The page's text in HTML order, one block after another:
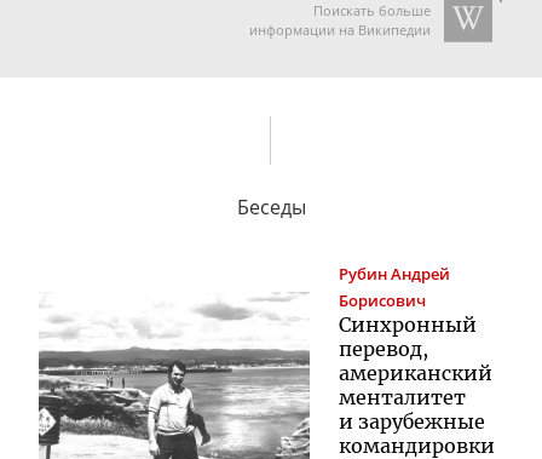
Поискать больше
информации на Википедии
Беседы
РубинАндрей
Борисович
Синхронный
перевод,
американский
менталитет
и зарубежные
командировки